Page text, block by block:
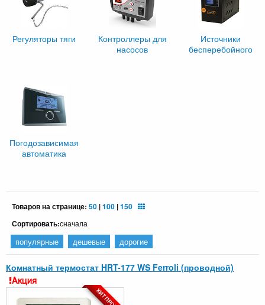
Регуляторы тяги
Контроллеры для
насосов
Источники
бесперебойного
Погодозависимая
автоматика
Товаров на странице: 50 |100 |150
Сортировать:сначала
популярные дешевые дорогие
Комнатный термостат HRT-177 WS Ferroli (проводной)
Акция